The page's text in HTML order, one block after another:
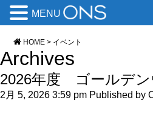
HOME > イベント
Archives
2026年度 ゴールデン
2月 5, 2026 3:59 pm Published by
MENU